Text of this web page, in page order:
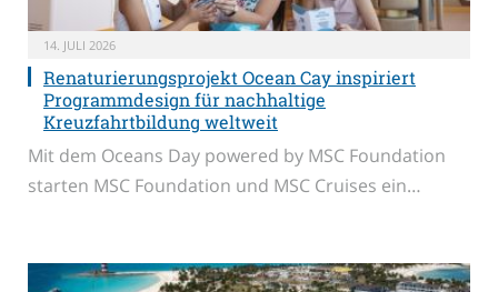
14. JULI 2026
Renaturierungsprojekt Ocean Cay inspiriert
Programmdesign für nachhaltige
Kreuzfahrtbildung weltweit
Mit dem Oceans Day powered by MSC Foundation
starten MSC Foundation und MSC Cruises ein…